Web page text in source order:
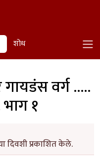
शोध
वर्ग .....
१
दिवशी प्रकाशित केले.